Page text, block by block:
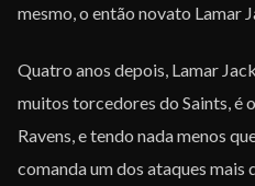
mesmo, o então novato Lamar
Quatro anos depois, Lamar
muitos torcedores do Saints, é
Ravens, e tendo nada menos
comanda um dos ataques mais